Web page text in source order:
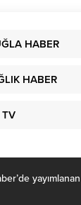
HABER
HABER
TV
yayımlanan